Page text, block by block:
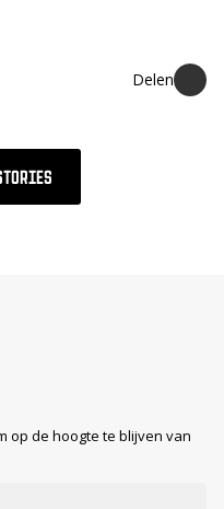
op de hoogte te blijven van